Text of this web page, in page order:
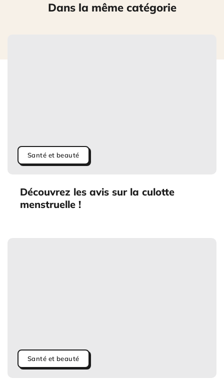
Dans la même catégorie
Santé et beauté
Découvrez les avis sur la culotte
menstruelle !
Santé et beauté